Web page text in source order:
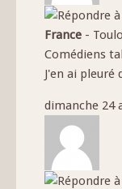
France -
Comédiens
J'en ai pleuré
dimanche 24